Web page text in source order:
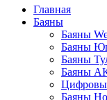
Главная
Баяны
Баяны
Баяны
Баяны
Баяны
Баяны